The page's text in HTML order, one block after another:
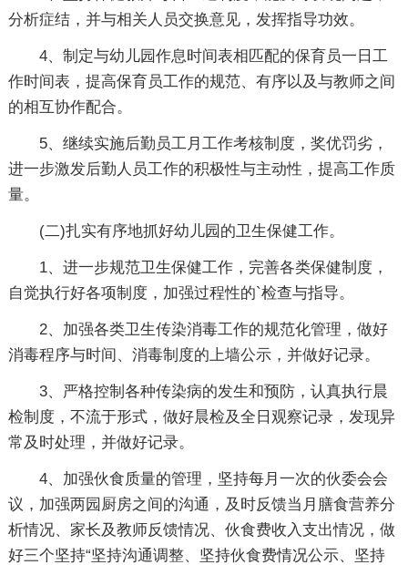
分析症结，并与相关人员交换意见，发挥指导功效。
4、制定与幼儿园作息时间表相匹配的保育员一日工
作时间表，提高保育员工作的规范、有序以及与教师之间
的相互协作配合。
5、继续实施后勤员工月工作考核制度，奖优罚劣，
进一步激发后勤人员工作的积极性与主动性，提高工作质
量。
(二)扎实有序地抓好幼儿园的卫生保健工作。
1、进一步规范卫生保健工作，完善各类保健制度，
自觉执行好各项制度，加强过程性的`检查与指导。
2、加强各类卫生传染消毒工作的规范化管理，做好
消毒程序与时间、消毒制度的上墙公示，并做好记录。
3、严格控制各种传染病的发生和预防，认真执行晨
检制度，不流于形式，做好晨检及全日观察记录，发现异
常及时处理，并做好记录。
4、加强伙食质量的管理，坚持每月一次的伙委会会
议，加强两园厨房之间的沟通，及时反馈当月膳食营养分
析情况、家长及教师反馈情况、伙食费收入支出情况，做
好三个坚持“坚持沟通调整、坚持伙食费情况公示、坚持